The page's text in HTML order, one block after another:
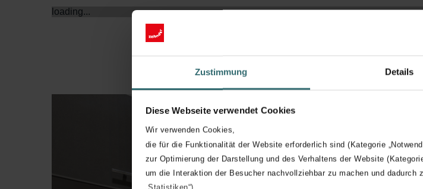
Zustimmung Details
Diese Webseite verwendet Cookies
Wir verwenden Cookies,
die für die Funktionalität der Website erforderlich sind (Kategorie
zur Optimierung der Darstellung und des Verhaltens der Website
um die Interaktion der Besucher nachvollziehbar zu machen und dadurch
„Statistiken“)
loading...